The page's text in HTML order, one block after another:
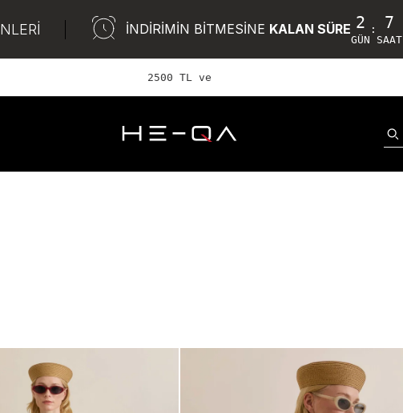
İNDİRİMİN BİTMESİNE KALAN SÜRE 2
GÜN
: 7
SAAT
2500 TL ve üzeri ÜCRETSİZ KARGO